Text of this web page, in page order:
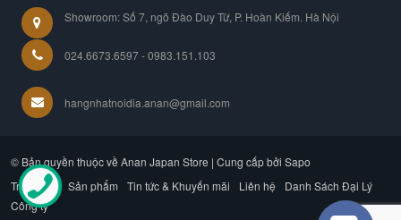
Showroom: Số 7, ngõ Đào Duy Từ, P. Hoàn Kiếm. Hà Nội
024.6673.6597 - 0983.151.103
hangnhatnoidia.anan@gmail.com
© Bản quyền thuộc về Anan Japan Store | Cung cấp bởi Sapo
Trang chủ Sản phẩm Tin tức & Khuyến mãi Liên hệ
Danh Sách Đại Lý
Công ty